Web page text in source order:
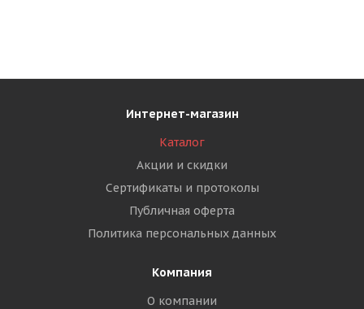
Интернет-магазин
Каталог
Акции и скидки
Сертификаты и протоколы
Публичная оферта
Политика персональных данных
Компания
О компании